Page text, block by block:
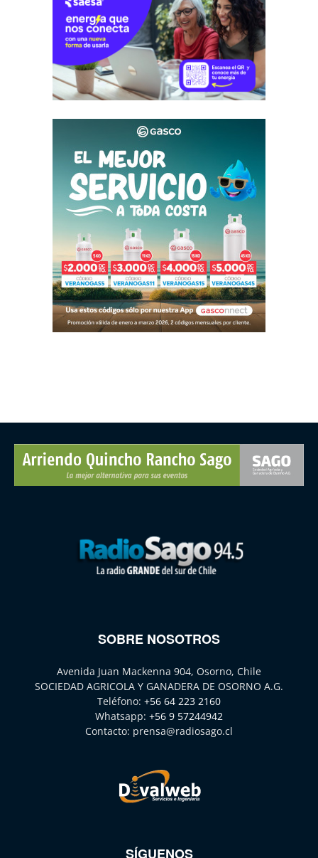
SOBRE NOSOTROS
Avenida Juan Mackenna 904, Osorno, Chile
SOCIEDAD AGRICOLA Y GANADERA DE OSORNO A.G.
Teléfono: +56 64 223 2160
Whatsapp: +56 9 57244942
Contacto: prensa@radiosago.cl
SÍGUENOS